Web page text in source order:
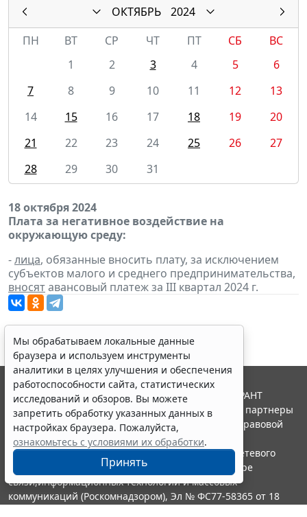
ОКТЯБРЬ
2024
ПН
ВТ СР ЧТ ПТ СБ
ВС
1
2 3 4 5
6
7
8 9 10 11 12
13
14
15 16 17 18 19
20
21
22 23 24 25 26
27
28
29 30 31
18 октября 2024
Плата за негативное воздействие на
окружающую среду:
-лица, обязанные вносить плату, за исключением
субъектов малого и среднего предпринимательства,
вносятавансовый платеж за III квартал 2024 г.
Мы обрабатываем локальные данные
браузера и используем инструменты
аналитики в целях улучшения и обеспечения
работоспособности сайта, статистических
исследований и обзоров. Вы можете
запретить обработку указанных данных в
настройках браузера. Пожалуйста,
ознакомьтесь с условиями их обработки.
Принять
© ООО "НПП "ГАРАНТ-СЕРВИС", 2026. Система ГАРАНТ
выпускается с 1990 года. Компания "Гарант" и ее партнеры
являются участниками Российской ассоциации правовой
информации ГАРАНТ.
Портал ГАРАНТ.РУ зарегистрирован в качестве сетевого
издания Федеральной службой по надзору в сфере
связи,информационных технологий и массовых
коммуникаций (Роскомнадзором), Эл № ФС77-58365 от 18